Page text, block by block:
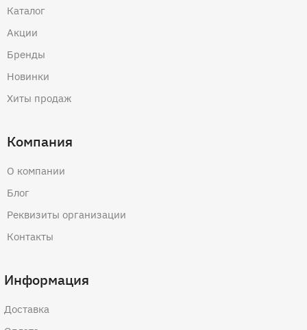
Каталог
Акции
Бренды
Новинки
Хиты продаж
Компания
О компании
Блог
Реквизиты организации
Контакты
Информация
Доставка